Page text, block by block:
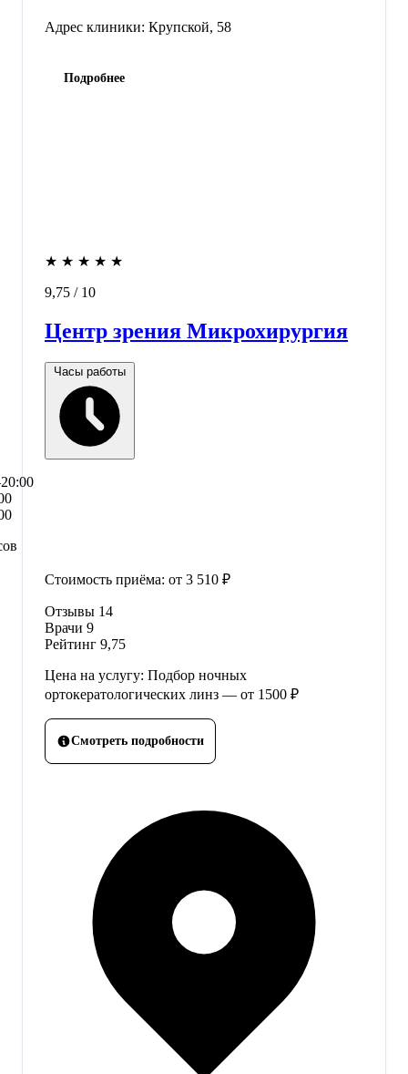
Адрес клиники: Крупской, 58
Подробнее
★ ★ ★ ★ ★
9,75 / 10
Центр зрения Микрохирургия
Часы работы
Стоимость приёма: от 3 510 ₽
Отзывы 14
Врачи 9
Рейтинг 9,75
Цена на услугу: Подбор ночных
ортокератологических линз — от 1500 ₽
Смотреть подробности